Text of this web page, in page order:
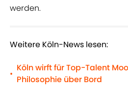
werden.
Weitere Köln-News lesen:
•
Köln wirft für Top-Talent
Philosophie über Bord